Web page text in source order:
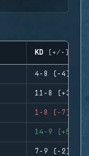
KD (+/-)
4-8 (-4)
11-8 (+3)
1-8 (-7)
14-9 (+5)
7-9 (-2)